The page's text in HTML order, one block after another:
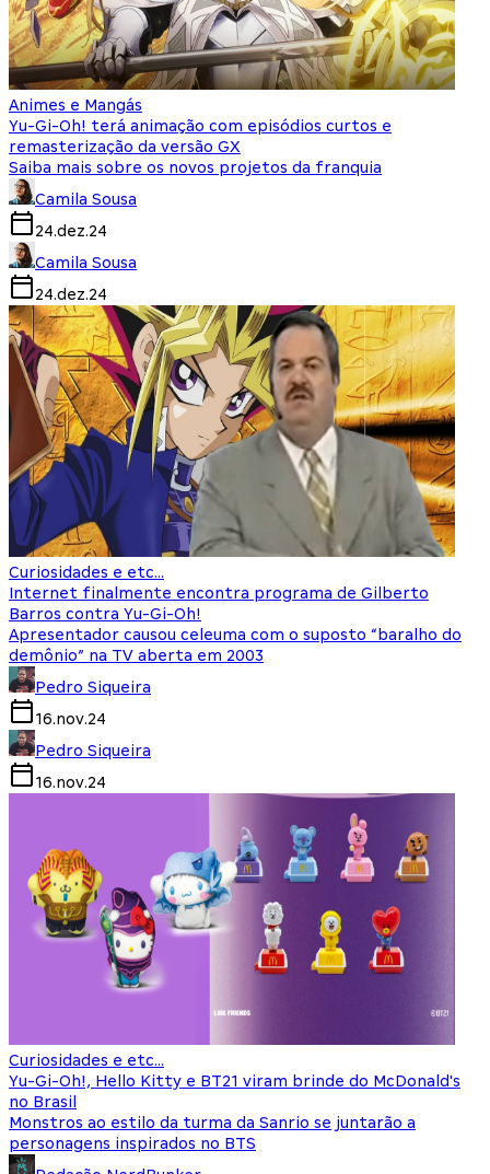
Animes e Mangás
Yu-Gi-Oh! terá animação com episódios curtos e
remasterização da versão GX
Saiba mais sobre os novos projetos da franquia
Camila Sousa
24.dez.24
Camila Sousa
24.dez.24
Curiosidades e etc...
Internet finalmente encontra programa de Gilberto
Barros contra Yu-Gi-Oh!
Apresentador causou celeuma com o suposto “baralho do
demônio” na TV aberta em 2003
Pedro Siqueira
16.nov.24
Pedro Siqueira
16.nov.24
Curiosidades e etc...
Yu-Gi-Oh!, Hello Kitty e BT21 viram brinde do McDonald's
no Brasil
Monstros ao estilo da turma da Sanrio se juntarão a
personagens inspirados no BTS